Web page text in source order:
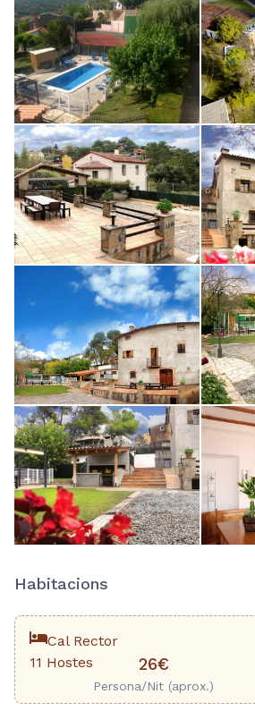
Habitacions
Cal Rector
11 Hostes
26€
Persona/Nit (aprox.)